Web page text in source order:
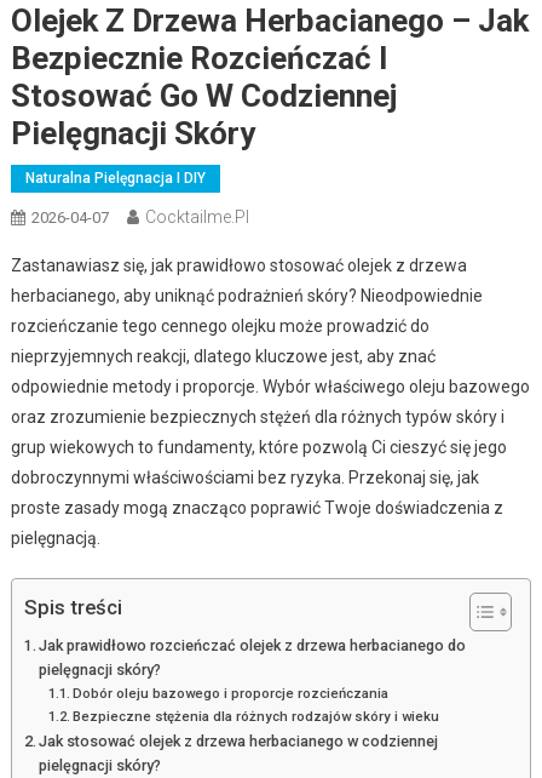
Olejek Z Drzewa Herbacianego – Jak
Bezpiecznie Rozcieńczać I
Stosować Go W Codziennej
Pielęgnacji Skóry
Naturalna Pielęgnacja I DIY
2026-04-07 Cocktailme.pl
Zastanawiasz się, jak prawidłowo stosować olejek z drzewa
herbacianego, aby uniknąć podrażnień skóry? Nieodpowiednie
rozcieńczanie tego cennego olejku może prowadzić do
nieprzyjemnych reakcji, dlatego kluczowe jest, aby znać
odpowiednie metody i proporcje. Wybór właściwego oleju bazowego
oraz zrozumienie bezpiecznych stężeń dla różnych typów skóry i
grup wiekowych to fundamenty, które pozwolą Ci cieszyć się jego
dobroczynnymi właściwościami bez ryzyka. Przekonaj się, jak
proste zasady mogą znacząco poprawić Twoje doświadczenia z
pielęgnacją.
Spis treści
Jak prawidłowo rozcieńczać olejek z drzewa herbacianego do
pielęgnacji skóry?
Dobór oleju bazowego i proporcje rozcieńczania
Bezpieczne stężenia dla różnych rodzajów skóry i wieku
Jak stosować olejek z drzewa herbacianego w codziennej
pielęgnacji skóry?